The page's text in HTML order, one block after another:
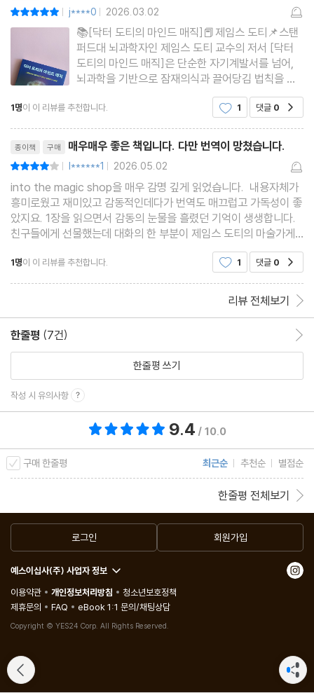
| j****0 | 2026.03.02
📚[닥터 도티의 마인드 매직]📕제임스 도티📌스탠
퍼드대 뇌과학자인 제임스 도티 교수의 저서 [닥터
도티의 마인드 매직]은 단순한 자기계발서를 넘어,
뇌과학을 기반으로 잠재의식과 끌어당김 법칙을 증
명해 내는 책이다. 우리의 뇌와 마음이 어떻게 상호
작용을 하여 현실을 만들어 가는지, 그리고 부정적인
생각과 고정관념에서 벗어나 어떻게 스스로 원하는
삶을 살아갈 수 있는
1명이 이 리뷰를 추천합니다. 1 댓글 0
종이책 구매 매우매우 좋은 책입니다. 다만 번역이 망쳤습니다.
| l******1 | 2026.05.02
into the magic shop을 매우 감명 깊게 읽었습니다. 내용자체가
흥미로웠고 재미있고 감동적인데다가 번역도 매끄럽고 가독성이 좋
았지요. 1장을 읽으면서 감동의 눈물을 흘렸던 기억이 생생합니다.
친구들에게 선물했는데 대화의 한 부분이 제임스 도티의 마술가게
였습니다. 이번에도 신간이 나와서 기대를 품고 사봤는데 기대하던
것 보다 더 좋았습니다. 내 행동의 의미를 더 풍부하
1명이 이 리뷰를 추천합니다. 1 댓글 0
리뷰 전체보기
한줄평 (7건)
한줄평 쓰기
작성 시 유의사항
9.4 / 10.0
구매 한줄평 최근순 추천순 별점순
한줄평 전체보기
로그인 회원가입
예스이십사(주) 사업자 정보
이용약관
개인정보처리방침
청소년보호정책
제휴문의
FAQ eBook 1:1 문의/채팅상담
Copyright © YES24 Corp. All Rights Reserved.